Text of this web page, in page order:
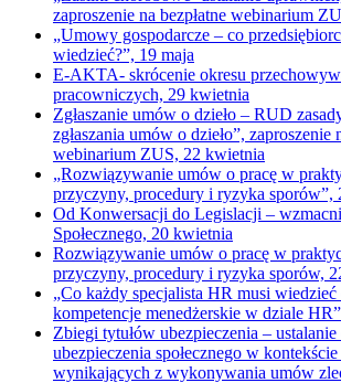
zaproszenie na bezpłatne webinarium
„Umowy gospodarcze – co
wiedzieć?”, 19 maja
E-AKTA- skrócenie okresu
pracowniczych, 29 kwietnia
Zgłaszanie umów o dzieło – RUD
zgłaszania umów o dzieło”, zaproszenie
webinarium ZUS, 22 kwietnia
„Rozwiązywanie umów o pracę w
przyczyny, procedury i ryzyka sporów”,
Od Konwersacji do Legislacji –
Społecznego, 20 kwietnia
Rozwiązywanie umów o pracę w
przyczyny, procedury i ryzyka sporów,
„Co każdy specjalista HR musi wiedzieć
kompetencje menedżerskie w dziale HR”
Zbiegi tytułów ubezpieczenia –
ubezpieczenia społecznego w
wynikających z wykonywania umów